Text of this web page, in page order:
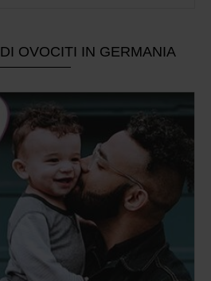
OVOCITI IN GERMANIA